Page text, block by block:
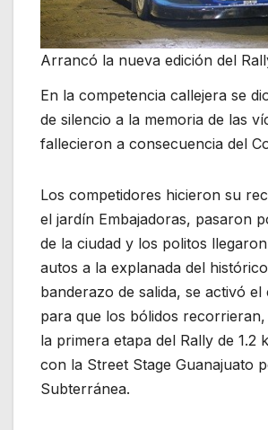
Arrancó la nueva edición del
En la competencia callejera se
de silencio a la memoria de las
fallecieron a consecuencia del
Los competidores hicieron su
el jardín Embajadoras, pasaron
de la ciudad y los politos
autos a la explanada del
banderazo de salida, se activó
para que los bólidos
la primera etapa del Rally de 1.2
con la Street Stage Guanajuato
Subterránea.